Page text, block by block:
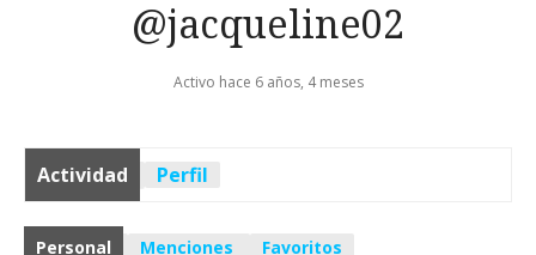
@jacqueline02
Activo hace 6 años, 4 meses
Actividad Perfil
Personal Menciones Favoritos